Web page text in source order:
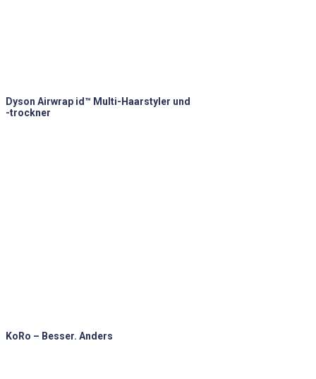
Dyson Airwrap id™ Multi-Haarstyler und
-trockner
KoRo – Besser. Anders